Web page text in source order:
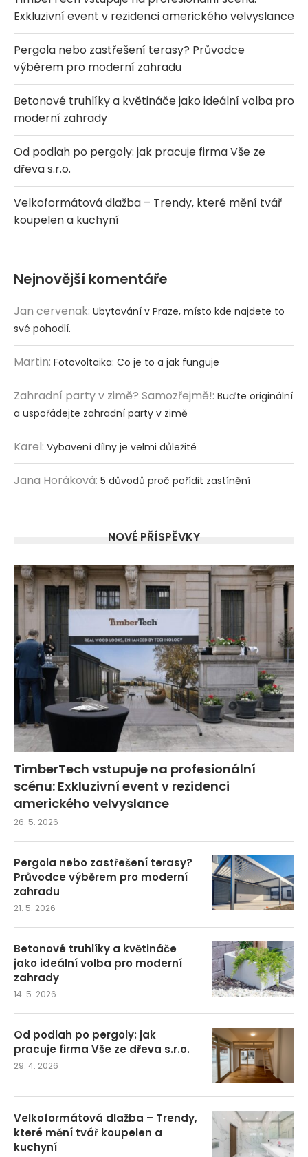
Exkluzivní event v rezidenci amerického velvyslance
Pergola nebo zastřešení terasy? Průvodce
výběrem pro moderní zahradu
Betonové truhlíky a květináče jako ideální volba pro
moderní zahrady
Od podlah po pergoly: jak pracuje firma Vše ze
dřeva s.r.o.
Velkoformátová dlažba – Trendy, které mění tvář
koupelen a kuchyní
Nejnovější komentáře
Jan cervenak: Ubytování v Praze, místo kde najdete to
své pohodlí.
Martin: Fotovoltaika: Co je to a jak funguje
Zahradní party v zimě? Samozřejmě!: Buďte originální
a uspořádejte zahradní party v zimě
Karel: Vybavení dílny je velmi důležité
Jana Horáková: 5 důvodů proč pořídit zastínění
NOVÉ PŘÍSPĚVKY
TimberTech vstupuje na profesionální
scénu: Exkluzivní event v rezidenci
amerického velvyslance
26. 5. 2026
Pergola nebo zastřešení terasy?
Průvodce výběrem pro moderní
zahradu
21. 5. 2026
Betonové truhlíky a květináče
jako ideální volba pro moderní
zahrady
14. 5. 2026
Od podlah po pergoly: jak
pracuje firma Vše ze dřeva s.r.o.
29. 4. 2026
Velkoformátová dlažba – Trendy,
které mění tvář koupelen a
kuchyní